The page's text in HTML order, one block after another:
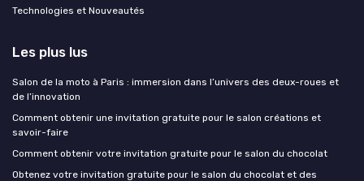
Technologies et Nouveautés
Les plus lus
Salon de la moto à Paris : immersion dans l’univers des deux-roues et
de l’innovation
Comment obtenir une invitation gratuite pour le salon créations et
savoir-faire
Comment obtenir votre invitation gratuite pour le salon du chocolat
Obtenez votre invitation gratuite pour le salon du chocolat et des